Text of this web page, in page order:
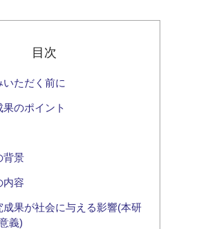
目次
いただく前に
果のポイント
背景
内容
成果が社会に与える影響(本研
義)